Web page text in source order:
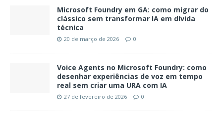
Microsoft Foundry em GA: como migrar do
clássico sem transformar IA em dívida
técnica
20 de março de 2026 0
Voice Agents no Microsoft Foundry: como
desenhar experiências de voz em tempo
real sem criar uma URA com IA
27 de fevereiro de 2026 0